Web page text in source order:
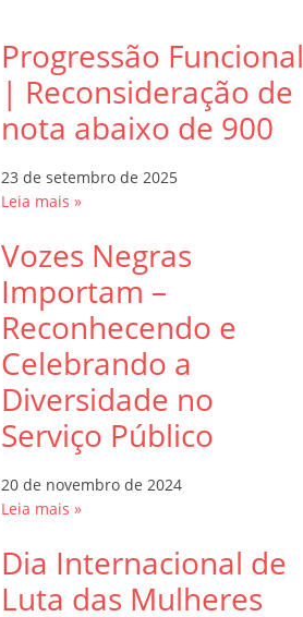
Progressão Funcional
| Reconsideração de
nota abaixo de 900
23 de setembro de 2025
Leia mais »
Vozes Negras
Importam –
Reconhecendo e
Celebrando a
Diversidade no
Serviço Público
20 de novembro de 2024
Leia mais »
Dia Internacional de
Luta das Mulheres